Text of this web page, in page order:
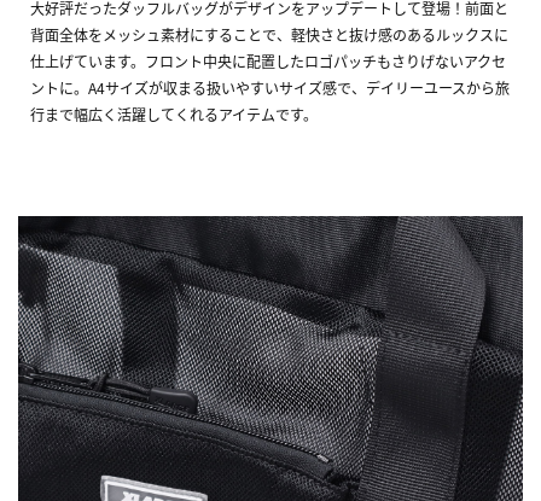
大好評だったダッフルバッグがデザインをアップデートして登場！前面と
背面全体をメッシュ素材にすることで、軽快さと抜け感のあるルックスに
仕上げています。フロント中央に配置したロゴパッチもさりげないアクセ
ントに。A4サイズが収まる扱いやすいサイズ感で、デイリーユースから旅
行まで幅広く活躍してくれるアイテムです。